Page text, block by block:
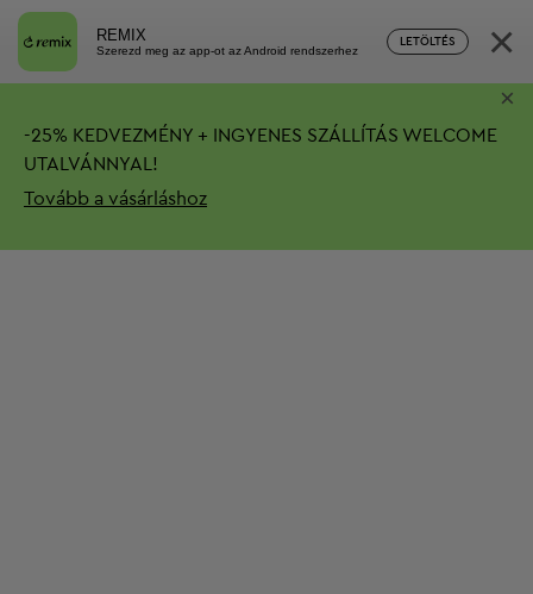
REMIX
Szerezd meg az app-ot az Android rendszerhez
LETÖLTÉS ×
-25% KEDVEZMÉNY + INGYENES SZÁLLÍTÁS WELCOME
UTALVÁNNYAL!
Tovább a vásárláshoz
×